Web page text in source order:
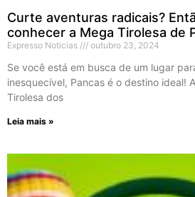
Curte aventuras radicais?
conhecer a Mega Tirolesa de
Expresso Noticias outubro 23, 2024
Se você está em busca de um lugar
inesquecível, Pancas é o destino ideal!
Tirolesa dos
Leia mais »